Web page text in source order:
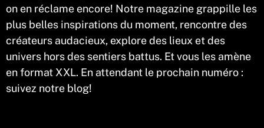
on en réclame encore! Notre magazine grappille les
plus belles inspirations du moment, rencontre des
créateurs audacieux, explore des lieux et des
univers hors des sentiers battus. Et vous les amène
en format XXL. En attendant le prochain numéro :
suivez notre blog!